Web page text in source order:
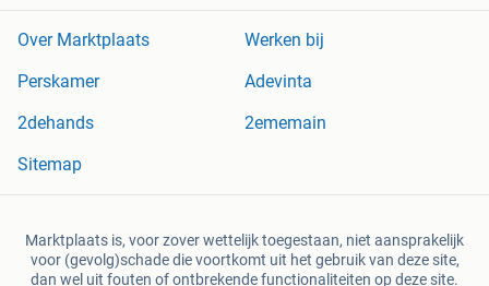
Over Marktplaats
Werken bij
Perskamer
Adevinta
2dehands
2ememain
Sitemap
Marktplaats is, voor zover wettelijk toegestaan, niet aansprakelijk
voor (gevolg)schade die voortkomt uit het gebruik van deze site,
dan wel uit fouten of ontbrekende functionaliteiten op deze site.